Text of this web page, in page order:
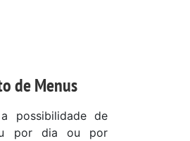
de Menus
possibilidade de
por dia ou por